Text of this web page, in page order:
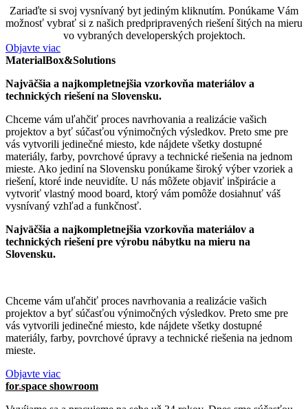
Zariaďte si svoj vysnívaný byt jediným kliknutím. Ponúkame Vám
možnosť vybrať si z našich predpripravených riešení šitých na mieru
vo vybraných developerských projektoch.
Objavte viac
MaterialBox&Solutions
Najväčšia a najkompletnejšia vzorkovňa materiálov a
technických riešení na Slovensku.
Chceme vám uľahčiť proces navrhovania a realizácie vašich
projektov a byť súčasťou výnimočných výsledkov. Preto sme pre
vás vytvorili jedinečné miesto, kde nájdete všetky dostupné
materiály, farby, povrchové úpravy a technické riešenia na jednom
mieste. Ako jediní na Slovensku ponúkame široký výber vzoriek a
riešení, ktoré inde neuvidíte. U nás môžete objaviť inšpirácie a
vytvoriť vlastný mood board, ktorý vám pomôže dosiahnuť váš
vysnívaný vzhľad a funkčnosť.
Najväčšia a najkompletnejšia vzorkovňa materiálov a
technických riešení pre výrobu nábytku na mieru na
Slovensku.
Chceme vám uľahčiť proces navrhovania a realizácie vašich
projektov a byť súčasťou výnimočných výsledkov. Preto sme pre
vás vytvorili jedinečné miesto, kde nájdete všetky dostupné
materiály, farby, povrchové úpravy a technické riešenia na jednom
mieste.
Objavte viac
for.space showroom